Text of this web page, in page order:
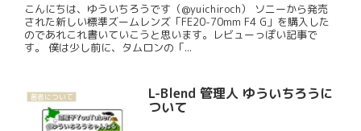
こんにちは、ゆういちろうです（@yuichiroch） ソニーから発売
された新しい標準ズームレンズ「FE20-70mm F4 G」を購入した
のであれこれ書いていこうと思います。レビューっぽい記事で
す。 僕は少し前に、タムロンの「...
著者について L-Blend 管理人 ゆういちろうに
ついて